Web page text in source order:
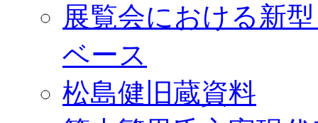
展覧会における新
ベース
松島健旧蔵資料